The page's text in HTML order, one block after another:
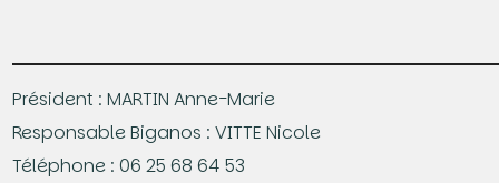
Président : MARTIN Anne-Marie
Responsable Biganos : VITTE Nicole
Téléphone : 06 25 68 64 53